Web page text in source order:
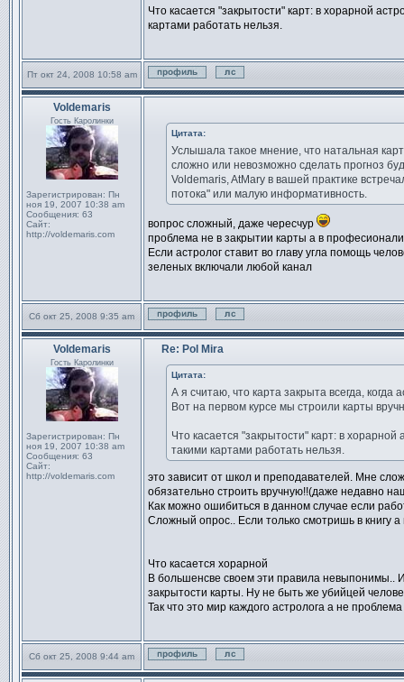
Что касается "закрытости" карт: в хорарной
картами работать нельзя.
Пт окт 24, 2008 10:58 am
Профиль
Отправить личное
Voldemaris
Гость Каролинки
Зарегистрирован: Пн
ноя 19, 2007 10:38 am
Сообщения: 63
Сайт:
http://voldemaris.com
Цитата:
Услышала такое мнение, что натальная
сложно или невозможно сделать прогноз
Voldemaris, AtMary в вашей практике
потока" или малую информативность.
вопрос сложный, даже чересчур
проблема не в закрытии карты а в
Если астролог ставит во главу угла помощь
зеленых включали любой канал
Сб окт 25, 2008 9:35 am
Профиль
Отправить личное
Voldemaris
Гость Каролинки
Зарегистрирован: Пн
ноя 19, 2007 10:38 am
Сообщения: 63
Сайт:
http://voldemaris.com
Re: Pol Mira
Цитата:
А я считаю, что карта закрыта всегда, когда
Вот на первом курсе мы строили карты
Что касается "закрытости" карт: в хорарной
такими картами работать нельзя.
это зависит от школ и преподавателей. Мне
обязательно строить вручную!!(даже недавно
Как можно ошибиться в данном случае если
Сложный опрос.. Если только смотришь в книгу а
Что касается хорарной
В большенсве своем эти правила невыпонимы..
закрытости карты. Ну не быть же убийцей
Так что это мир каждого астролога а не
Сб окт 25, 2008 9:44 am
Профиль
Отправить личное